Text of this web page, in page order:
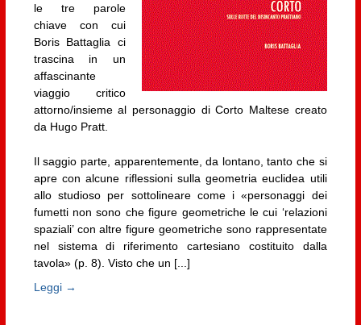
le tre parole
chiave con cui
Boris Battaglia ci
trascina in un
affascinante
viaggio critico
attorno/insieme al personaggio di Corto Maltese creato
da Hugo Pratt.
Il saggio parte, apparentemente, da lontano, tanto che si
apre con alcune riflessioni sulla geometria euclidea utili
allo studioso per sottolineare come i «personaggi dei
fumetti non sono che figure geometriche le cui ‘relazioni
spaziali’ con altre figure geometriche sono rappresentate
nel sistema di riferimento cartesiano costituito dalla
tavola» (p. 8). Visto che un [...]
Leggi →